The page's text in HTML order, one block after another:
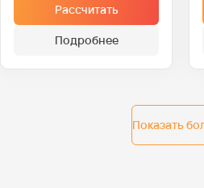
Рассчитать
Подробнее
Показать